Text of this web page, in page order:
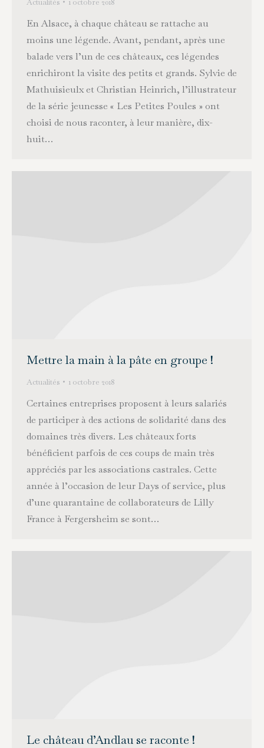
En Alsace, à chaque château se rattache au
moins une légende. Avant, pendant, après une
balade vers l’un de ces châteaux, ces légendes
enrichiront la visite des petits et grands. Sylvie de
Mathuisieulx et Christian Heinrich, l’illustrateur
de la série jeunesse « Les Petites Poules » ont
choisi de nous raconter, à leur manière, dix-
huit…
Mettre la main à la pâte en groupe !
Actualités 1 octobre 2018
Certaines entreprises proposent à leurs salariés
de participer à des actions de solidarité dans des
domaines très divers. Les châteaux forts
bénéficient parfois de ces coups de main très
appréciés par les associations castrales. Cette
année à l’occasion de leur Days of service, plus
d’une quarantaine de collaborateurs de Lilly
France à Fergersheim se sont…
Le château d’Andlau se raconte !